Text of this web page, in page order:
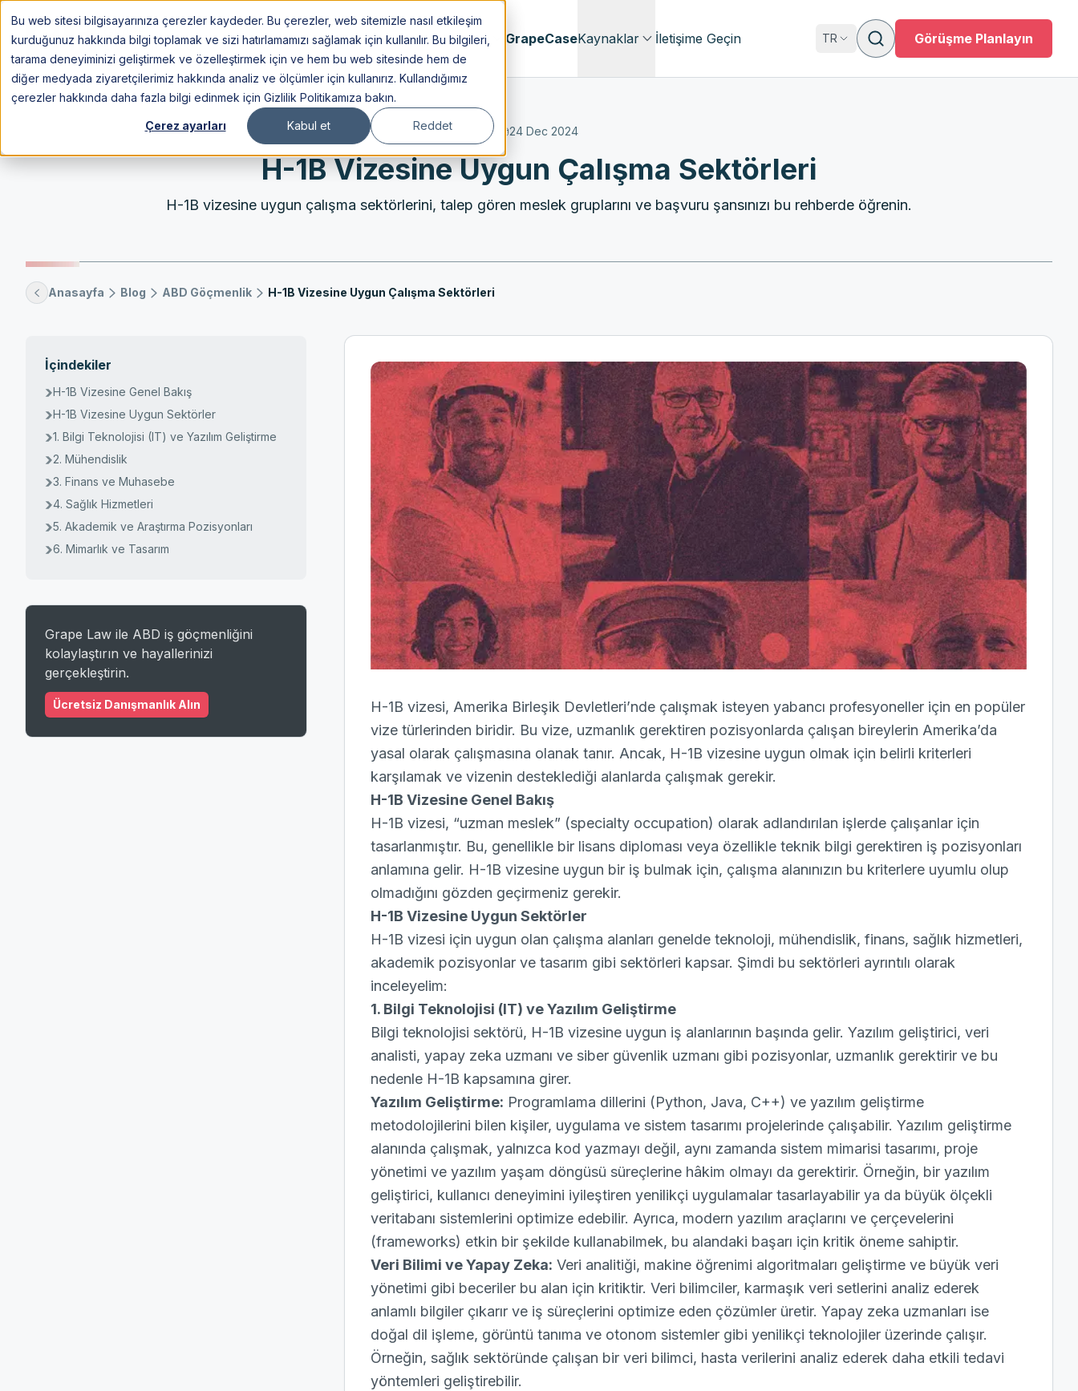
Bu web sitesi bilgisayarınıza çerezler kaydeder. Bu çerezler, web sitemizle nasıl etkileşim
kurduğunuz hakkında bilgi toplamak ve sizi hatırlamamızı sağlamak için kullanılır. Bu bilgileri,
tarama deneyiminizi geliştirmek ve özelleştirmek için ve hem bu web sitesinde hem de
diğer medyada ziyaretçilerimiz hakkında analiz ve ölçümler için kullanırız. Kullandığımız
çerezler hakkında daha fazla bilgi edinmek için Gizlilik Politikamıza bakın.
Çerez ayarları Kabul et Reddet
Göçmenlik Hakkımızda GrapeCaseKaynaklar İletişime Geçin TR Görüşme Planlayın
24 Dec 2024
H-1B Vizesine Uygun Çalışma Sektörleri
H-1B vizesine uygun çalışma sektörlerini, talep gören meslek gruplarını ve başvuru şansınızı bu rehberde öğrenin.
Anasayfa Blog ABD Göçmenlik H-1B Vizesine Uygun Çalışma Sektörleri
İçindekiler
H-1B Vizesine Genel Bakış
H-1B Vizesine Uygun Sektörler
1. Bilgi Teknolojisi (IT) ve Yazılım Geliştirme
2. Mühendislik
3. Finans ve Muhasebe
4. Sağlık Hizmetleri
5. Akademik ve Araştırma Pozisyonları
6. Mimarlık ve Tasarım
Grape Law ile ABD iş göçmenliğini
kolaylaştırın ve hayallerinizi
gerçekleştirin.
Ücretsiz Danışmanlık Alın
H-1B vizesi, Amerika Birleşik Devletleri’nde çalışmak isteyen yabancı profesyoneller için en popüler
vize türlerinden biridir. Bu vize, uzmanlık gerektiren pozisyonlarda çalışan bireylerin Amerika’da
yasal olarak çalışmasına olanak tanır. Ancak, H-1B vizesine uygun olmak için belirli kriterleri
karşılamak ve vizenin desteklediği alanlarda çalışmak gerekir.
H-1B Vizesine Genel Bakış
H-1B vizesi, “uzman meslek” (specialty occupation) olarak adlandırılan işlerde çalışanlar için
tasarlanmıştır. Bu, genellikle bir lisans diploması veya özellikle teknik bilgi gerektiren iş pozisyonları
anlamına gelir. H-1B vizesine uygun bir iş bulmak için, çalışma alanınızın bu kriterlere uyumlu olup
olmadığını gözden geçirmeniz gerekir.
H-1B Vizesine Uygun Sektörler
H-1B vizesi için uygun olan çalışma alanları genelde teknoloji, mühendislik, finans, sağlık hizmetleri,
akademik pozisyonlar ve tasarım gibi sektörleri kapsar. Şimdi bu sektörleri ayrıntılı olarak
inceleyelim:
1. Bilgi Teknolojisi (IT) ve Yazılım Geliştirme
Bilgi teknolojisi sektörü, H-1B vizesine uygun iş alanlarının başında gelir. Yazılım geliştirici, veri
analisti, yapay zeka uzmanı ve siber güvenlik uzmanı gibi pozisyonlar, uzmanlık gerektirir ve bu
nedenle H-1B kapsamına girer.
Yazılım Geliştirme: Programlama dillerini (Python, Java, C++) ve yazılım geliştirme
metodolojilerini bilen kişiler, uygulama ve sistem tasarımı projelerinde çalışabilir. Yazılım geliştirme
alanında çalışmak, yalnızca kod yazmayı değil, aynı zamanda sistem mimarisi tasarımı, proje
yönetimi ve yazılım yaşam döngüsü süreçlerine hâkim olmayı da gerektirir. Örneğin, bir yazılım
geliştirici, kullanıcı deneyimini iyileştiren yenilikçi uygulamalar tasarlayabilir ya da büyük ölçekli
veritabanı sistemlerini optimize edebilir. Ayrıca, modern yazılım araçlarını ve çerçevelerini
(frameworks) etkin bir şekilde kullanabilmek, bu alandaki başarı için kritik öneme sahiptir.
Veri Bilimi ve Yapay Zeka: Veri analitiği, makine öğrenimi algoritmaları geliştirme ve büyük veri
yönetimi gibi beceriler bu alan için kritiktir. Veri bilimciler, karmaşık veri setlerini analiz ederek
anlamlı bilgiler çıkarır ve iş süreçlerini optimize eden çözümler üretir. Yapay zeka uzmanları ise
doğal dil işleme, görüntü tanıma ve otonom sistemler gibi yenilikçi teknolojiler üzerinde çalışır.
Örneğin, sağlık sektöründe çalışan bir veri bilimci, hasta verilerini analiz ederek daha etkili tedavi
yöntemleri geliştirebilir.